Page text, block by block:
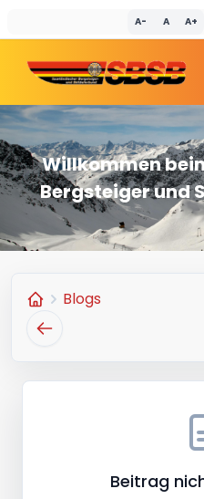
A- A A+
Willkommen
Bergsteiger und
Home
Blogs
Beitrag